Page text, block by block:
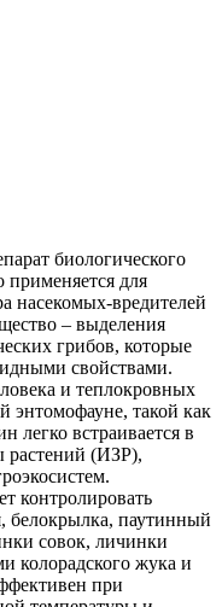
биологического
для
насекомых-вредителей
– выделения
грибов, которые
свойствами.
и теплокровных
энтомофауне, такой как
встраивается в
растений (ИЗР),
контролировать
белокрылка, паутинный
совок, личинки
колорадского жука и
при